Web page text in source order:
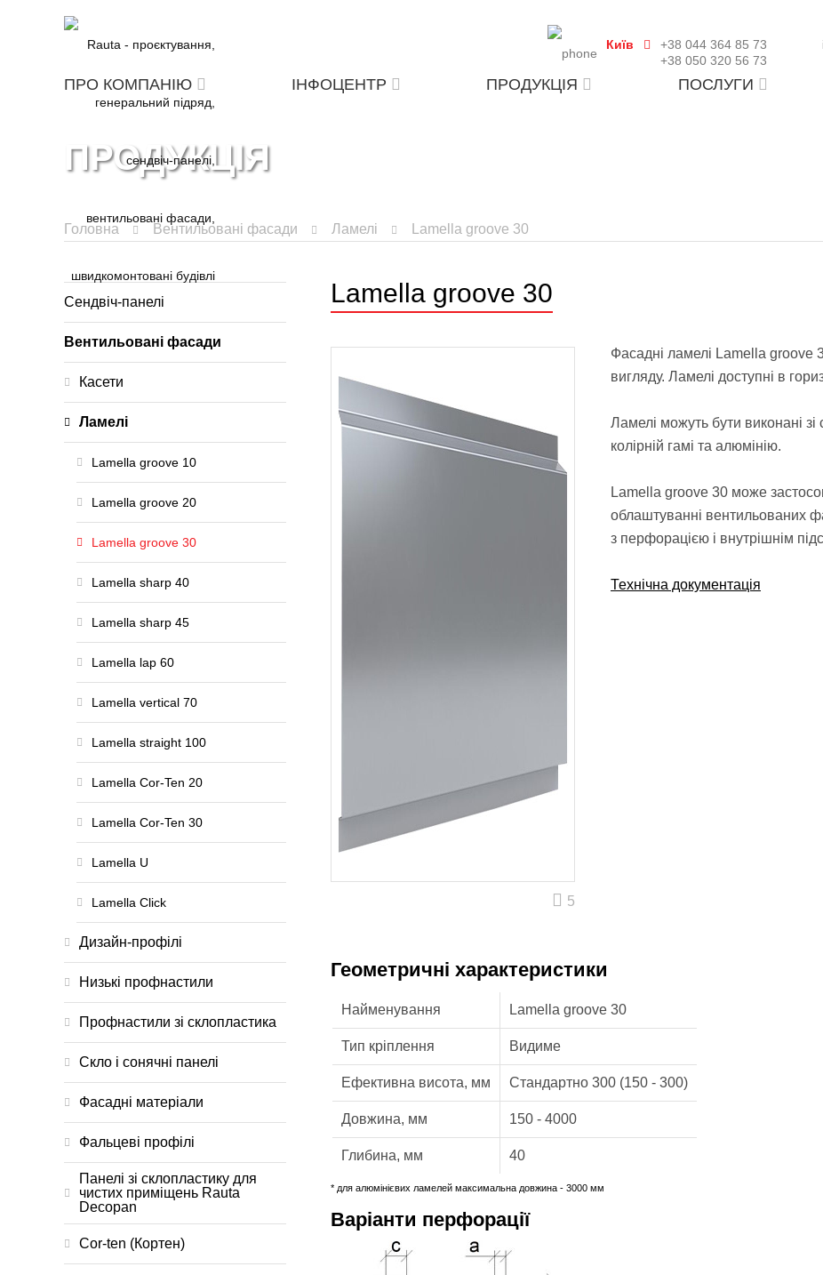
Київ
+38 044 364 85 73
+38 050 320 56 73
ПРО КОМПАНІЮ ІНФОЦЕНТР ПРОДУКЦІЯ ПОСЛУГИ
ПРОДУКЦІЯ
Головна Вентильовані фасади Ламелі Lamella groove 30
Сендвіч-панелі
Вентильовані фасади
Касети
Ламелі
Lamella groove 10
Lamella groove 20
Lamella groove 30
Lamella sharp 40
Lamella sharp 45
Lamella lap 60
Lamella vertical 70
Lamella straight 100
Lamella Cor-Ten 20
Lamella Cor-Ten 30
Lamella U
Lamella Click
Дизайн-профілі
Низькі профнастили
Профнастили зі склопластика
Скло і сонячні панелі
Фасадні матеріали
Фальцеві профілі
Панелі зі склопластику для
чистих приміщень Rauta
Decopan
Cor-ten (Кортен)
Lamella groove 30
5
Фасадні ламелі Lamella groove
вигляду. Ламелі доступні в
Ламелі можуть бути виконані
колірній гамі та алюмінію.
Lamella groove 30 може
облаштуванні вентильованих
з перфорацією і внутрішнім
Технічна документація
Геометричні характеристики
Найменування Lamella groove 30
Тип кріплення Видиме
Ефективна висота, мм Стандартно 300 (150 - 300)
Довжина, мм 150 - 4000
Глибина, мм 40
* для алюмінієвих ламелей максимальна довжина - 3000 мм
Варіанти перфорації